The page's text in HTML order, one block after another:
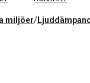
miljöer/